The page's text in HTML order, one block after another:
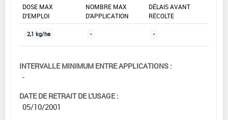
DOSE MAX
D'EMPLOI
NOMBRE MAX
D'APPLICATION
DÉLAIS AVANT
RÉCOLTE
2,1 kg/ha - -
INTERVALLE MINIMUM ENTRE APPLICATIONS :
-
DATE DE RETRAIT DE L'USAGE :
05/10/2001